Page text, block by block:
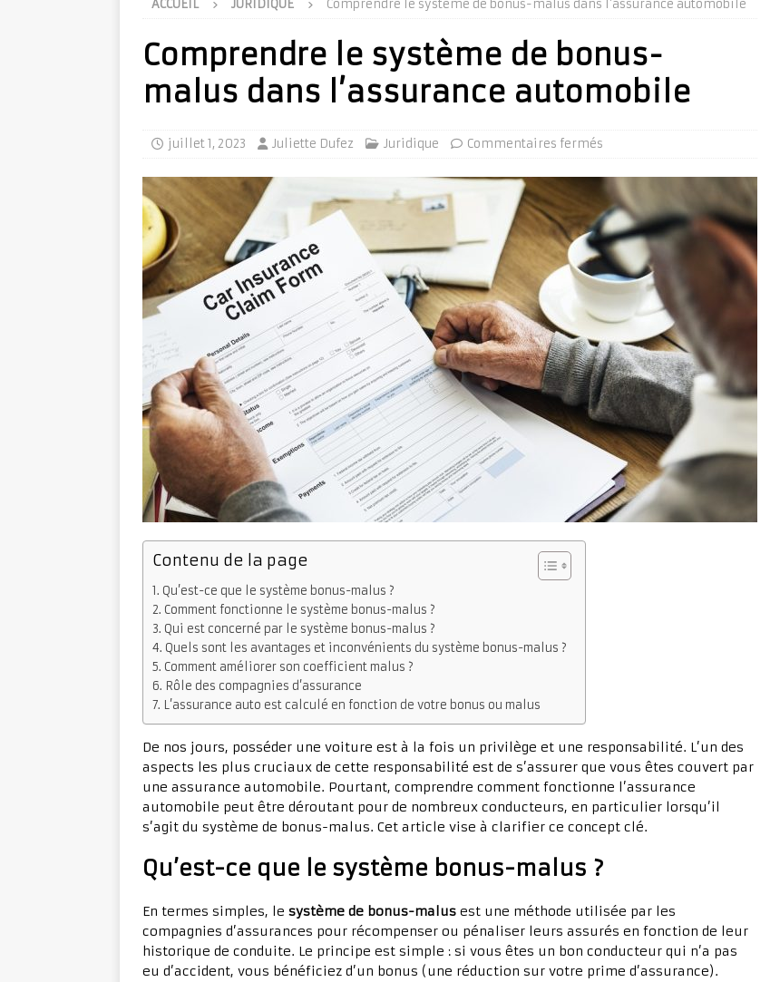
ACCUEIL JURIDIQUE Comprendre le système de bonus-malus dans l’assurance automobile
Comprendre le système de bonus-
malus dans l’assurance automobile
juillet 1, 2023 Juliette Dufez Juridique Commentaires fermés
Contenu de la page
Qu’est-ce que le système bonus-malus ?
Comment fonctionne le système bonus-malus ?
Qui est concerné par le système bonus-malus ?
Quels sont les avantages et inconvénients du système bonus-malus ?
Comment améliorer son coefficient malus ?
Rôle des compagnies d’assurance
L’assurance auto est calculé en fonction de votre bonus ou malus
De nos jours, posséder une voiture est à la fois un privilège et une responsabilité. L’un des
aspects les plus cruciaux de cette responsabilité est de s’assurer que vous êtes couvert par
une assurance automobile. Pourtant, comprendre comment fonctionne l’assurance
automobile peut être déroutant pour de nombreux conducteurs, en particulier lorsqu’il
s’agit du système de bonus-malus. Cet article vise à clarifier ce concept clé.
Qu’est-ce que le système bonus-malus ?
En termes simples, le système de bonus-malus est une méthode utilisée par les
compagnies d’assurances pour récompenser ou pénaliser leurs assurés en fonction de leur
historique de conduite. Le principe est simple : si vous êtes un bon conducteur qui n’a pas
eu d’accident, vous bénéficiez d’un bonus (une réduction sur votre prime d’assurance).